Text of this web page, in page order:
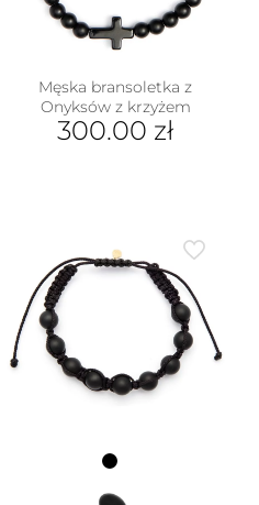
Męska bransoletka z
Onyksów z krzyżem
300.00 zł